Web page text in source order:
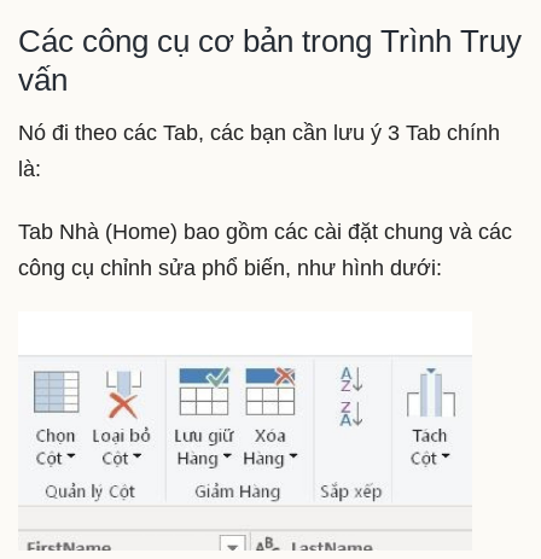
Các công cụ cơ bản trong Trình Truy
vấn
Nó đi theo các Tab, các bạn cần lưu ý 3 Tab chính
là:
Tab Nhà (Home) bao gồm các cài đặt chung và các
công cụ chỉnh sửa phổ biến, như hình dưới: